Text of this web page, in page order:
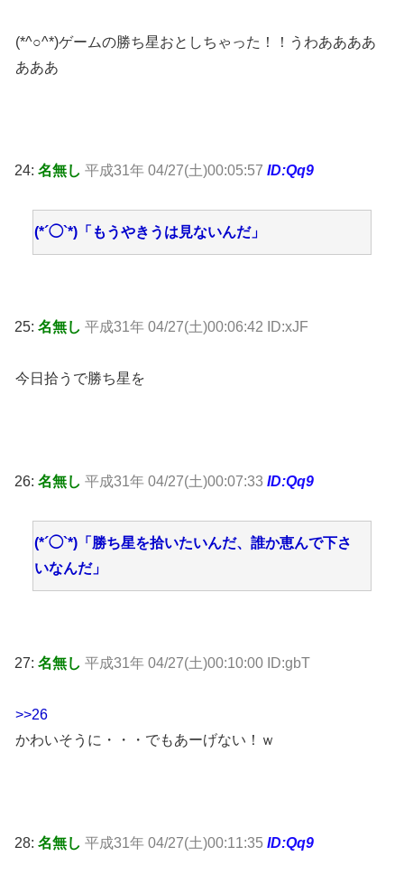
(*^○^*)ゲームの勝ち星おとしちゃった！！うわああああ
あああ
24: 名無し 平成31年 04/27(土)00:05:57 ID:Qq9
(*´◯`*)「もうやきうは見ないんだ」
25: 名無し 平成31年 04/27(土)00:06:42 ID:xJF
今日拾うで勝ち星を
26: 名無し 平成31年 04/27(土)00:07:33 ID:Qq9
(*´◯`*)「勝ち星を拾いたいんだ、誰か恵んで下さ
いなんだ」
27: 名無し 平成31年 04/27(土)00:10:00 ID:gbT
>>26
かわいそうに・・・でもあーげない！ｗ
28: 名無し 平成31年 04/27(土)00:11:35 ID:Qq9